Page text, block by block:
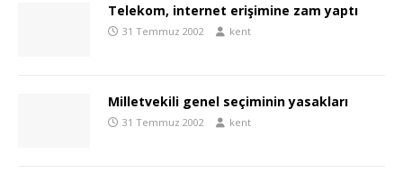
Telekom, internet erişimine zam yaptı
31 Temmuz 2002 kent
Milletvekili genel seçiminin yasakları
31 Temmuz 2002 kent